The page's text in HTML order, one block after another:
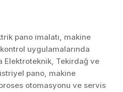
pano imalatı, makine
uygulamalarında
Elektroteknik, Tekirdağ ve
pano, makine
otomasyonu ve servis